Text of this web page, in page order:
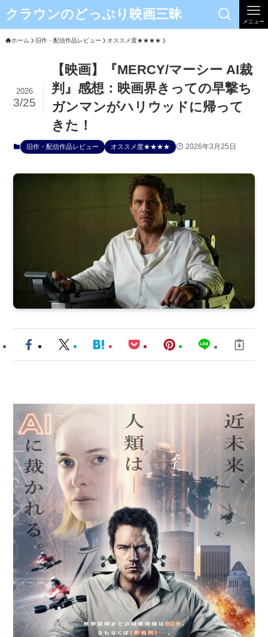
クラウンのどっぷり映画三昧 メニュー
ホーム 旧作・配信作品レビュー オススメ度★★★★
【映画】『MERCY/マーシー AI裁
判』感想：映画界きっての早撃ち
ガンマンがハリウッドに帰って
きた！
2026
3/25
旧作・配信作品レビュー オススメ度★★★★ 2026年3月25日